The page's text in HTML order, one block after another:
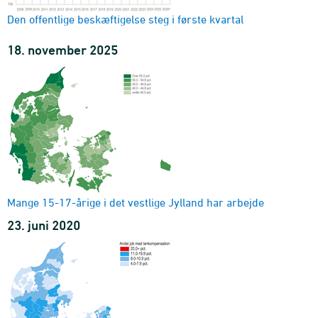
område, enhed, alder og køn
Langtidsledige forsikringsaktive
a-kasse, enhed og køn
2009M01-2026M02
Langtidsledige forsikringsaktive
a-kasse, enhed og alder
2009M01-2026M02
Ledighedsforløb
varighed, enhed, ydelsestype og køn
2008M07-2026M02
Ledighedsforløb
varighed, enhed, ydelsestype og alder
Ligestillingsindikator for langtidsledige
alder og område
2009M01-2026M02
Fuldtidsledige
Den offentlige beskæftigelse steg i første kvartal
18. november 2025
Mange 15-17-årige i det vestlige Jylland har arbejde
23. juni 2020